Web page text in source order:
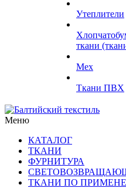
Утеплители
ткани
Мех
Ткани ПВХ
Меню
КАТАЛОГ
ТКАНИ
ФУРНИТУРА
ТКАНИ ПО